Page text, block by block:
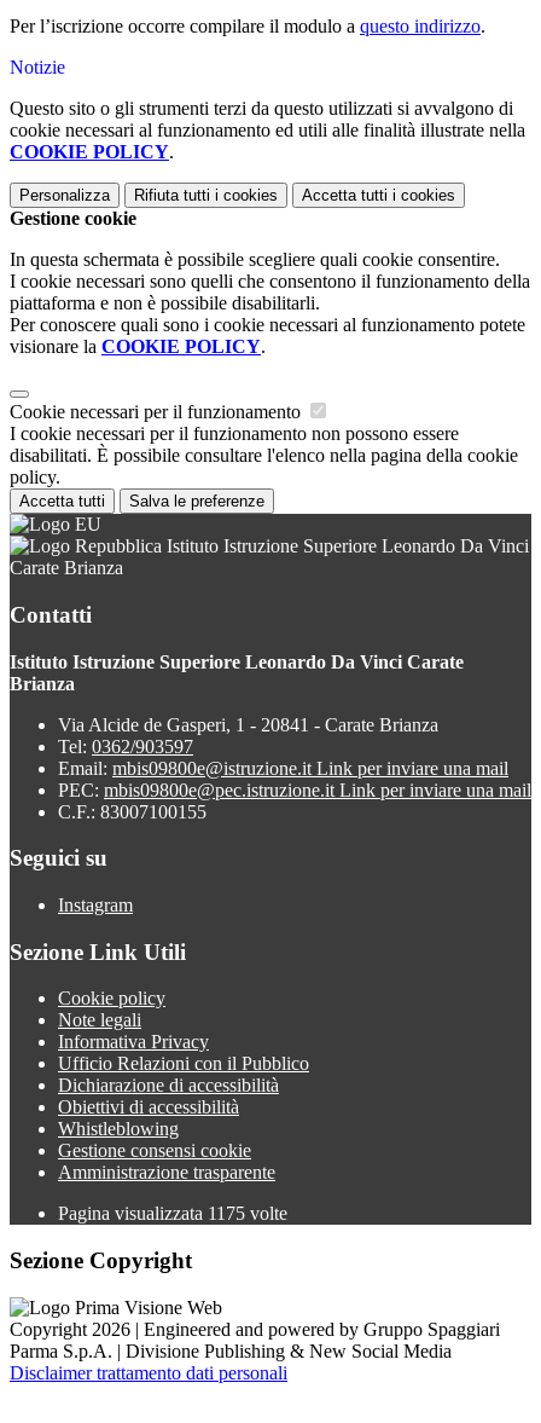
Per l’iscrizione occorre compilare il modulo a questo indirizzo.
Notizie
Questo sito o gli strumenti terzi da questo utilizzati si avvalgono di
cookie necessari al funzionamento ed utili alle finalità illustrate nella
COOKIE POLICY.
Personalizza Rifiuta tutti i cookies Accetta tutti i cookies
Gestione cookie
In questa schermata è possibile scegliere quali cookie consentire.
I cookie necessari sono quelli che consentono il funzionamento della
piattaforma e non è possibile disabilitarli.
Per conoscere quali sono i cookie necessari al funzionamento potete
visionare la COOKIE POLICY.
Cookie necessari per il funzionamento
I cookie necessari per il funzionamento non possono essere
disabilitati. È possibile consultare l'elenco nella pagina della cookie
policy.
Accetta tutti Salva le preferenze
Istituto Istruzione Superiore Leonardo Da Vinci
Carate Brianza
Contatti
Istituto Istruzione Superiore Leonardo Da Vinci Carate
Brianza
Via Alcide de Gasperi, 1 - 20841 - Carate Brianza
Tel: 0362/903597
Email: mbis09800e@istruzione.it Link per inviare una mail
PEC: mbis09800e@pec.istruzione.it Link per inviare una mail
C.F.: 83007100155
Seguici su
Instagram
Sezione Link Utili
Cookie policy
Note legali
Informativa Privacy
Ufficio Relazioni con il Pubblico
Dichiarazione di accessibilità
Obiettivi di accessibilità
Whistleblowing
Gestione consensi cookie
Amministrazione trasparente
Pagina visualizzata 1175 volte
Sezione Copyright
Copyright 2026 | Engineered and powered by Gruppo Spaggiari
Parma S.p.A. | Divisione Publishing & New Social Media
Disclaimer trattamento dati personali